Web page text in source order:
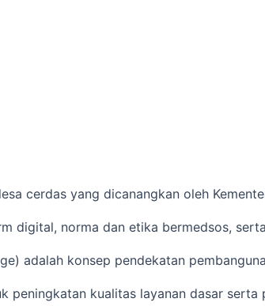
cerdas yang dicanangkan oleh
digital, norma dan etika bermedsos,
adalah konsep pendekatan
peningkatan kualitas layanan dasar